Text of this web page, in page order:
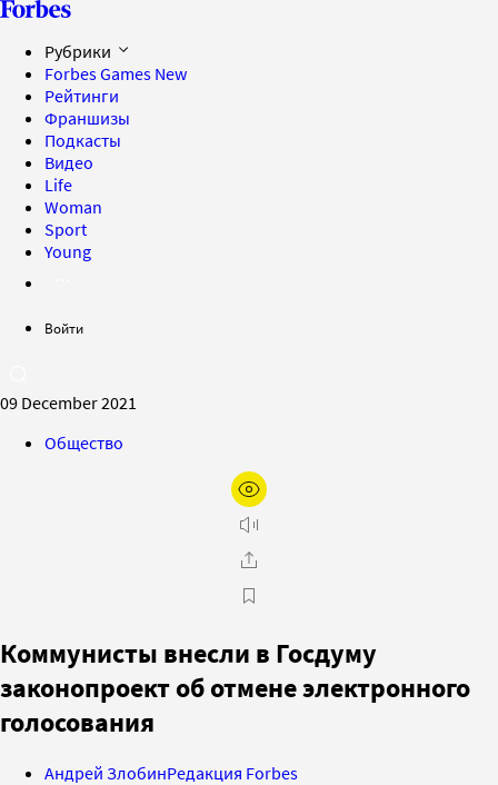
Рубрики
Forbes Games New
Рейтинги
Франшизы
Подкасты
Видео
Life
Woman
Sport
Young
Войти
09 December 2021
Общество
Коммунисты внесли в Госдуму
законопроект об отмене электронного
голосования
Андрей ЗлобинРедакция Forbes